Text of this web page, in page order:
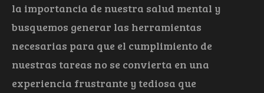
la importancia de nuestra salud mental y
busquemos generar las herramientas
necesarias para que el cumplimiento de
nuestras tareas no se convierta en una
experiencia frustrante y tediosa que